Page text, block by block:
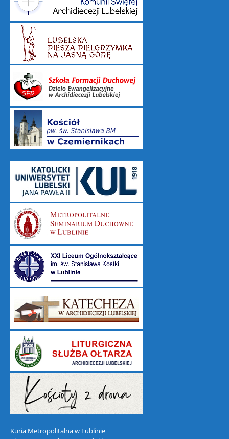
Kuria Metropolitalna w Lublinie